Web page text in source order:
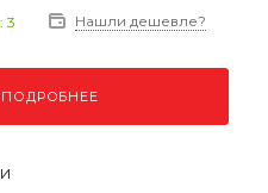
3 Нашли дешевле?
ПОДРОБНЕЕ